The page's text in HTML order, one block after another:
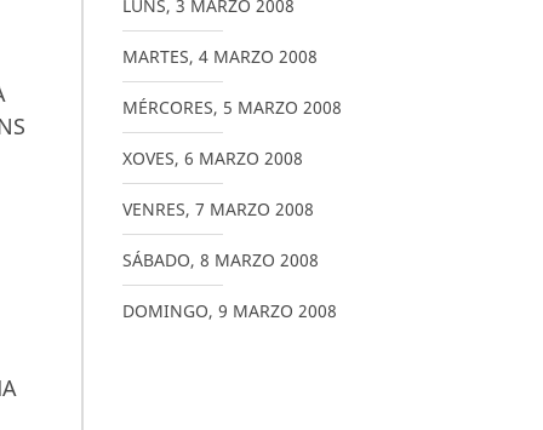
LUNS, 3 MARZO 2008
MARTES, 4 MARZO 2008
MÉRCORES, 5 MARZO 2008
XOVES, 6 MARZO 2008
VENRES, 7 MARZO 2008
SÁBADO, 8 MARZO 2008
DOMINGO, 9 MARZO 2008